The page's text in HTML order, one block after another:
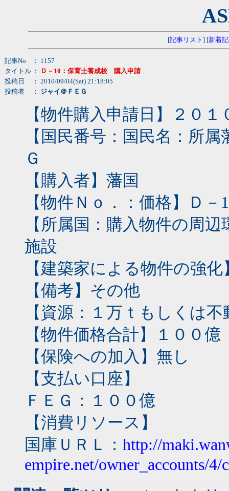
[記事リスト ] [新着
記事No
： 1157
タイトル ：
Ｄ－10：保育士養成校 購入申請
投稿日
： 2010/09/04(Sat) 21:18:05
投稿者
： ジャイ＠ＦＥＧ
【物件購入申請日】２０
【国民番号：国民名：所
Ｇ
【購入者】藩国
【物件Ｎｏ．：価格】Ｄ
【所属国：購入物件の周
施設
【建築家による物件の強
【備考】その他
【資源：１万ｔもしくは
【物件価格合計】１００億
【保険への加入】無し
【支払い口座】
ＦＥＧ：１００億
【消費リソース】
国庫ＵＲＬ： http://
empire.net/owner_accounts/4/